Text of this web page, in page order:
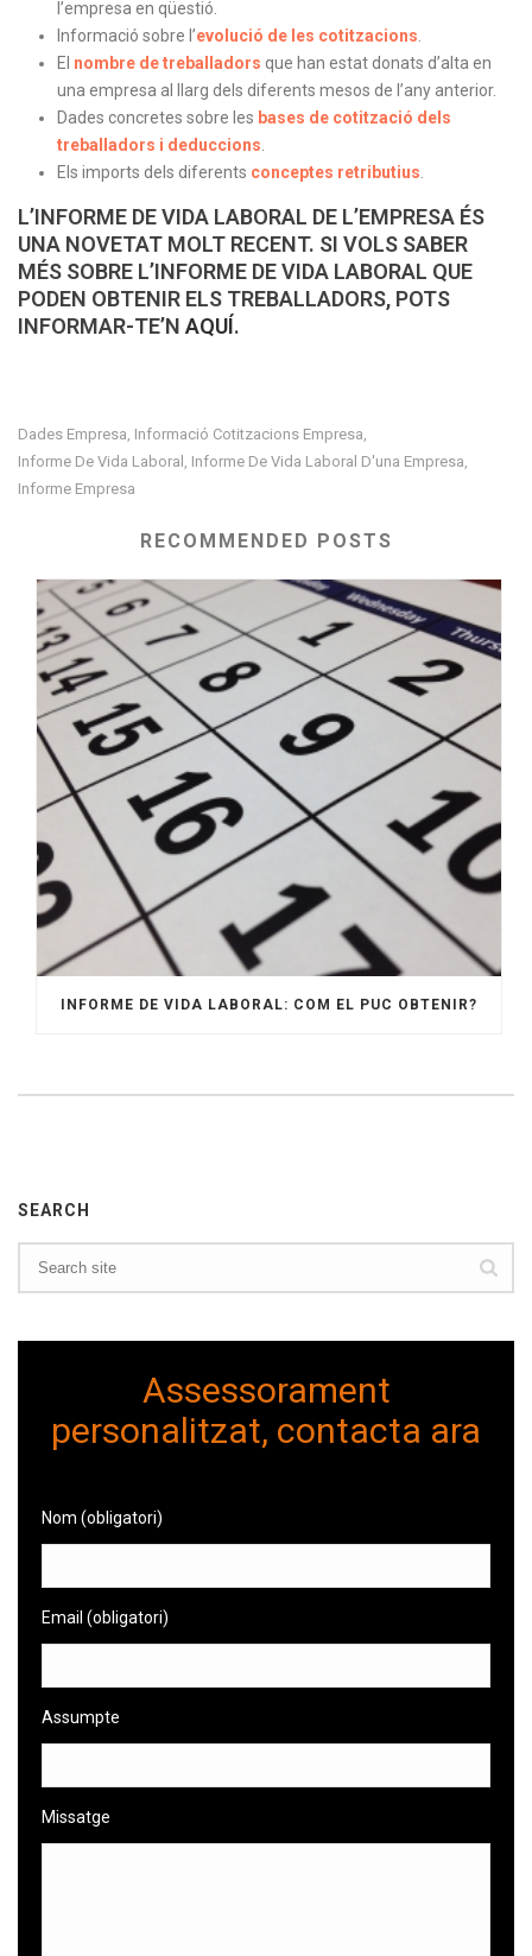
l’empresa en qüestió.
Informació sobre l’evolució de les cotitzacions
El nombre de treballadors que han estat donats d’alta en
una empresa al llarg dels diferents mesos de l’any anterior.
Dades concretes sobre les bases de cotització dels
treballadors i deduccions
Els imports dels diferents conceptes retributius
L’INFORME DE VIDA LABORAL DE L’EMPRESA ÉS
UNA NOVETAT MOLT RECENT. SI VOLS SABER
MÉS SOBRE L’INFORME DE VIDA LABORAL QUE
PODEN OBTENIR ELS TREBALLADORS, POTS
INFORMAR-TE’N AQUÍ.
Dades Empresa, Informació Cotitzacions Empresa,
Informe De Vida Laboral , Informe De Vida Laboral D'una Empresa,
Informe Empresa
RECOMMENDED POSTS
INFORME DE VIDA LABORAL: COM EL PUC OBTENIR?
SEARCH
Assessorament
personalitzat, contacta ara
Nom (obligatori)
Email (obligatori)
Assumpte
Missatge